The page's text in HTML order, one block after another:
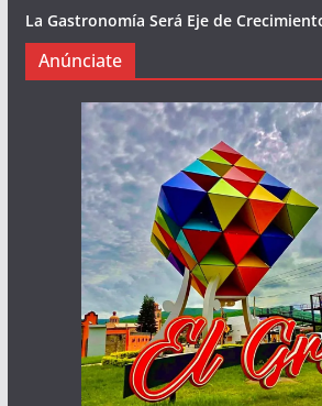
La Gastronomía Será Eje de
Anúnciate